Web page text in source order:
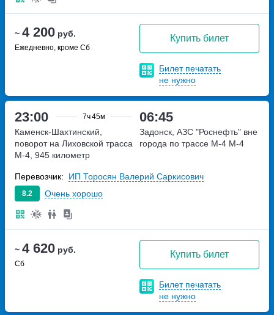
~ 4 200 руб.
Ежедневно, кроме Сб
Купить билет
Билет печатать
не нужно
23:00 7ч45м 06:45
~ 4 620 руб.
Сб
Купить билет
Билет печатать
не нужно
Каменск-Шахтинский,
поворот на Лиховской трасса
М-4, 945 километр
Задонск, АЗС "Роснефть" вне
города по трассе М-4 М-4
8.2 Очень хорошо
Перевозчик: ИП Торосян Валерий Саркисович